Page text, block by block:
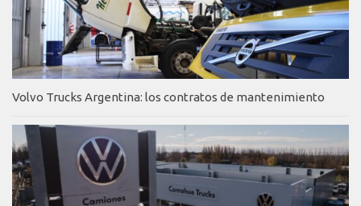
Volvo Trucks Argentina: los contratos de mantenimiento